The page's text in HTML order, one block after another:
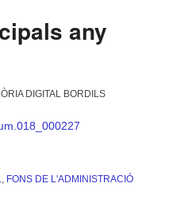
any
DIGITAL BORDILS
, FONS DE L'ADMINISTRACIÓ